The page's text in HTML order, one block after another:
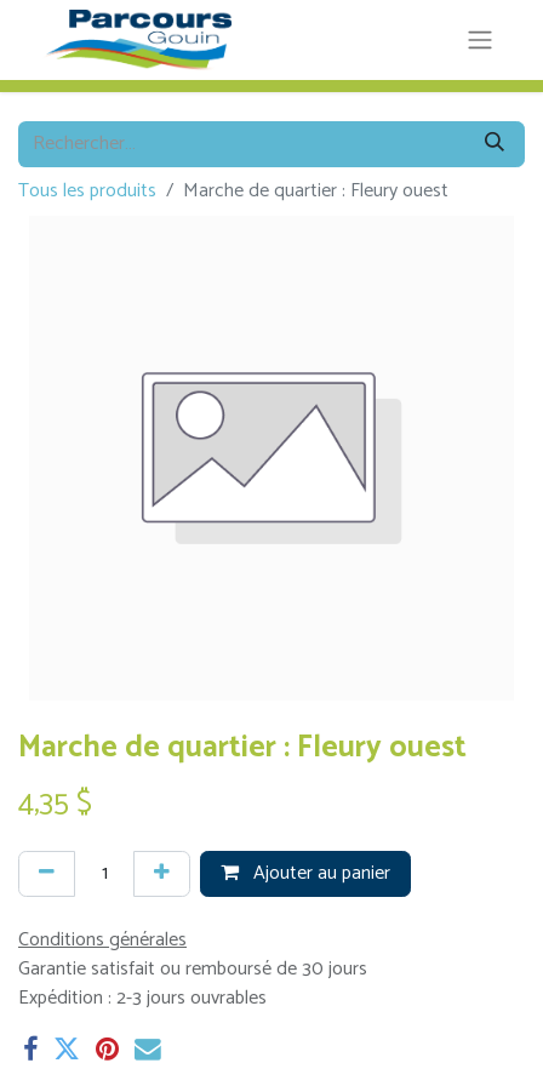
Tous les produits Marche de quartier : Fleury ouest
Marche de quartier : Fleury ouest
4,35$
Ajouter au panier
Conditions générales
Garantie satisfait ou remboursé de 30 jours
Expédition : 2-3 jours ouvrables